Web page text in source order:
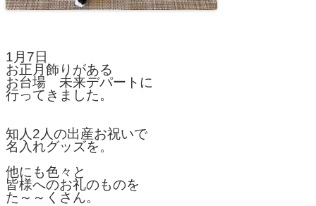
1月7日
お正月飾りがある
お台場 未来デパートに
行ってきました。
知人2人の出産お祝いで
名入れグッズを。
他にも色々と
皆様へのお礼のものを
た～～くさん。